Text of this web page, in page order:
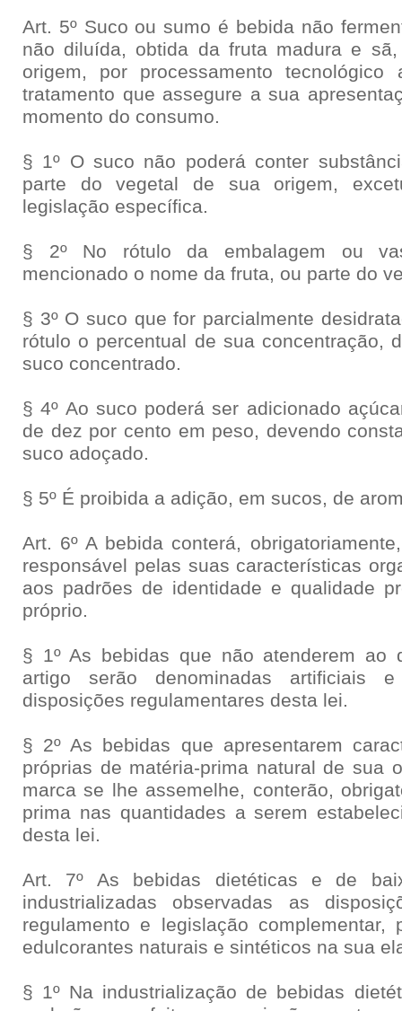
Art. 5º Suco ou sumo é bebida não
não diluída, obtida da fruta madura e
origem, por processamento tecnológico
tratamento que assegure a sua
momento do consumo.
§ 1º O suco não poderá conter
parte do vegetal de sua origem,
legislação específica.
§ 2º No rótulo da embalagem ou
mencionado o nome da fruta, ou parte do
§ 3º O suco que for parcialmente
rótulo o percentual de sua concentração,
suco concentrado.
§ 4º Ao suco poderá ser adicionado
de dez por cento em peso, devendo
suco adoçado.
§ 5º É proibida a adição, em sucos, de
Art. 6º A bebida conterá,
responsável pelas suas características
aos padrões de identidade e qualidade
próprio.
§ 1º As bebidas que não atenderem ao
artigo serão denominadas artificiais
disposições regulamentares desta lei.
§ 2º As bebidas que apresentarem
próprias de matéria-prima natural de sua
marca se lhe assemelhe, conterão,
prima nas quantidades a serem
desta lei.
Art. 7º As bebidas dietéticas e de
industrializadas observadas as
regulamento e legislação complementar,
edulcorantes naturais e sintéticos na sua
§ 1º Na industrialização de bebidas